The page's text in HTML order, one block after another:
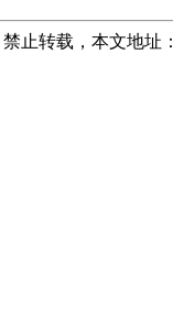
止转载，本文地址：